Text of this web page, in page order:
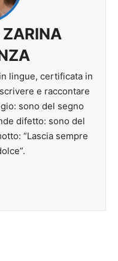
lingue, certificata in
e raccontare
sono del segno
difetto: sono del
“Lascia sempre